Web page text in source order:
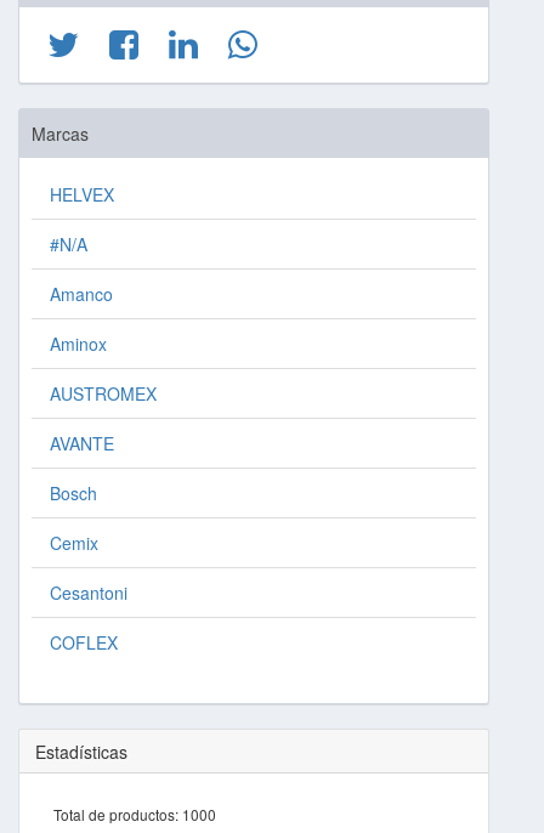
Marcas
HELVEX
#N/A
Amanco
Aminox
AUSTROMEX
AVANTE
Bosch
Cemix
Cesantoni
COFLEX
Estadísticas
Total de productos: 1000